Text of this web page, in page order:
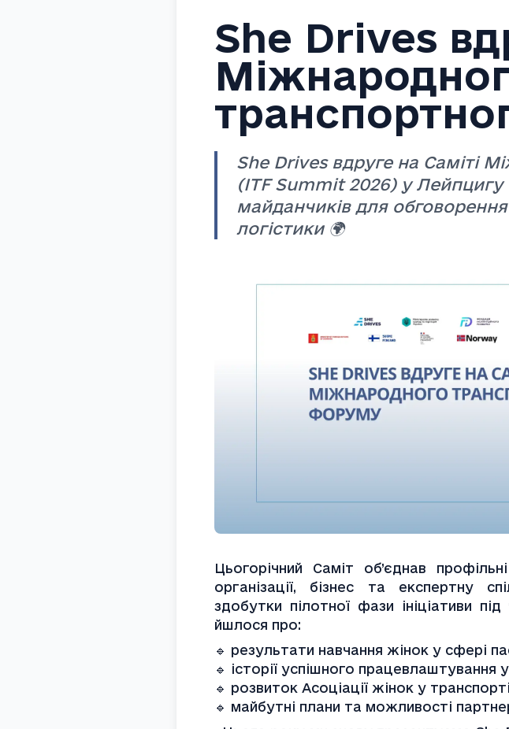
She Drives
She Drives вдруге на Саміті
(ITF Summit 2026) у
майданчиків для
логістики 🌍
Цьогорічний Саміт об’єднав
організації, бізнес та експертну
здобутки пілотної фази ініціативи
йшлося про:
🔹 результати навчання жінок у сфері
🔹 історії успішного працевлаштування
🔹 розвиток Асоціації жінок у
🔹 майбутні плани та можливості